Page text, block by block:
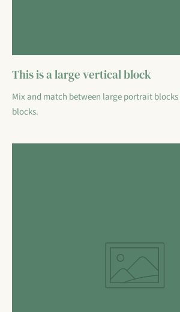
This is a large vertical block
Mix and match between large portrait
blocks.